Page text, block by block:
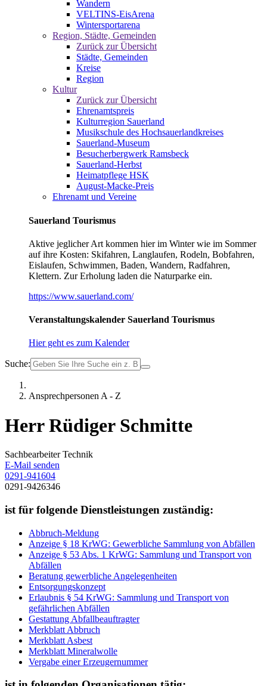
Wandern
VELTINS-EisArena
Wintersportarena
Region, Städte, Gemeinden
Zurück zur Übersicht
Städte, Gemeinden
Kreise
Region
Kultur
Zurück zur Übersicht
Ehrenamtspreis
Kulturregion Sauerland
Musikschule des Hochsauerlandkreises
Sauerland-Museum
Besucherbergwerk Ramsbeck
Sauerland-Herbst
Heimatpflege HSK
August-Macke-Preis
Ehrenamt und Vereine
Sauerland Tourismus
Aktive jeglicher Art kommen hier im Winter wie im Sommer
auf ihre Kosten: Skifahren, Langlaufen, Rodeln, Bobfahren,
Eislaufen, Schwimmen, Baden, Wandern, Radfahren,
Klettern. Zur Erholung laden die Naturparke ein.
https://www.sauerland.com/
Veranstaltungskalender Sauerland Tourismus
Hier geht es zum Kalender
Suche:
Ansprechpersonen A - Z
Herr Rüdiger Schmitte
Sachbearbeiter Technik
E-Mail senden
0291-941604
0291-9426346
ist für folgende Dienstleistungen zuständig:
Abbruch-Meldung
Anzeige § 18 KrWG: Gewerbliche Sammlung von Abfällen
Anzeige § 53 Abs. 1 KrWG: Sammlung und Transport von
Abfällen
Beratung gewerbliche Angelegenheiten
Entsorgungskonzept
Erlaubnis § 54 KrWG: Sammlung und Transport von
gefährlichen Abfällen
Gestattung Abfallbeauftragter
Merkblatt Abbruch
Merkblatt Asbest
Merkblatt Mineralwolle
Vergabe einer Erzeugernummer